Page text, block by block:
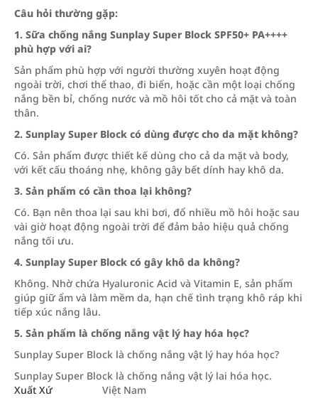
Câu hỏi thường gặp:
1. Sữa chống nắng Sunplay Super Block SPF50+ PA++++
phù hợp với ai?
Sản phẩm phù hợp với người thường xuyên hoạt động
ngoài trời, chơi thể thao, đi biển, hoặc cần một loại chống
nắng bền bỉ, chống nước và mồ hôi tốt cho cả mặt và toàn
thân.
2. Sunplay Super Block có dùng được cho da mặt không?
Có. Sản phẩm được thiết kế dùng cho cả da mặt và body,
với kết cấu thoáng nhẹ, không gây bết dính hay khô da.
3. Sản phẩm có cần thoa lại không?
Có. Bạn nên thoa lại sau khi bơi, đổ nhiều mồ hôi hoặc sau
vài giờ hoạt động ngoài trời để đảm bảo hiệu quả chống
nắng tối ưu.
4. Sunplay Super Block có gây khô da không?
Không. Nhờ chứa Hyaluronic Acid và Vitamin E, sản phẩm
giúp giữ ẩm và làm mềm da, hạn chế tình trạng khô ráp khi
tiếp xúc nắng lâu.
5. Sản phẩm là chống nắng vật lý hay hóa học?
Sunplay Super Block là chống nắng vật lý hay hóa học?
Sunplay Super Block là chống nắng vật lý lai hóa học.
Xuất Xứ
Việt Nam